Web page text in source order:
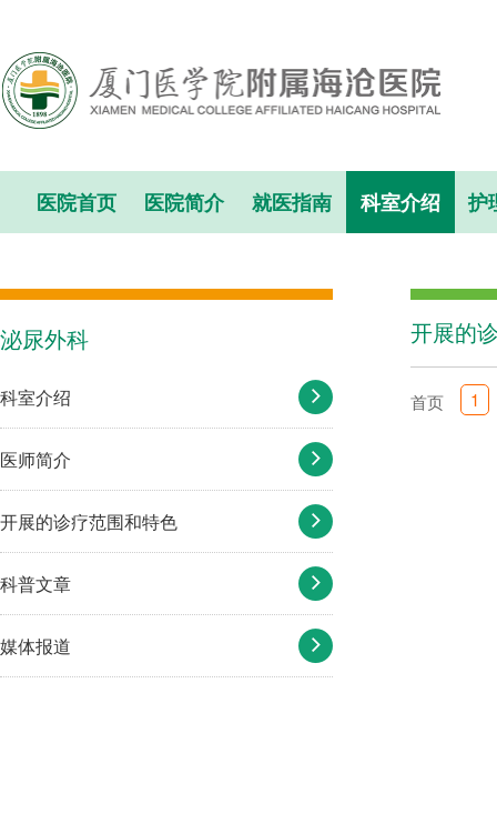
医院首页 医院简介 就医指南 科室介绍 护
开展的
首页 1
泌尿外科
科室介绍
医师简介
开展的诊疗范围和特色
科普文章
媒体报道